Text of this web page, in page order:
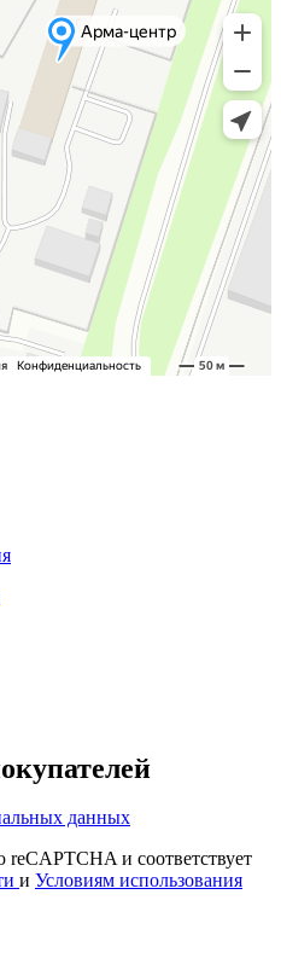
данных
и соответствует
и Условиям использования